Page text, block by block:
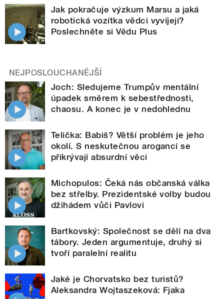
Jak pokračuje výzkum Marsu a jaká
robotická vozítka vědci vyvíjejí?
Poslechněte si Vědu Plus
NEJPOSLOUCHANĚJŠÍ
Joch: Sledujeme Trumpův mentální
úpadek směrem k sebestřednosti,
chaosu. A konec je v nedohlednu
Telička: Babiš? Větší problém je jeho
okolí. S neskutečnou arogancí se
přikrývají absurdní věci
Michopulos: Čeká nás občanská válka
bez střelby. Prezidentské volby budou
džihádem vůči Pavlovi
Bartkovský: Společnost se dělí na dva
tábory. Jeden argumentuje, druhý si
tvoří paralelní realitu
Jaké je Chorvatsko bez turistů?
Aleksandra Wojtaszeková: Fjaka